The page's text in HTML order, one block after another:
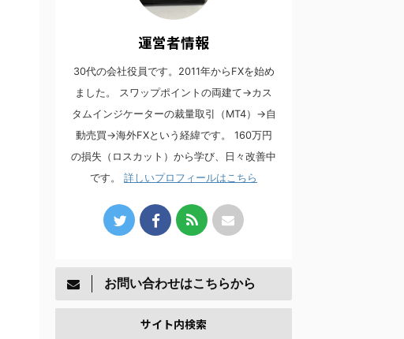
運営者情報
30代の会社役員です。2011年からFXを始め
ました。 スワップポイントの両建て→カス
タムインジケーターの裁量取引（MT4）→自
動売買→海外FXという経緯です。 160万円
の損失（ロスカット）から学び、日々改善中
です。 詳しいプロフィールはこちら
お問い合わせはこちらから
サイト内検索